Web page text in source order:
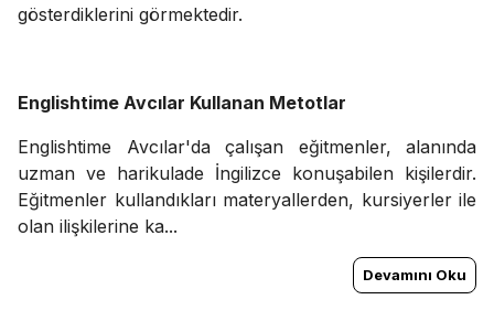
gösterdiklerini görmektedir.
Englishtime Avcılar Kullanan Metotlar
Englishtime Avcılar'da çalışan eğitmenler, alanında
uzman ve harikulade İngilizce konuşabilen kişilerdir.
Eğitmenler kullandıkları materyallerden, kursiyerler ile
olan ilişkilerine ka...
Devamını Oku